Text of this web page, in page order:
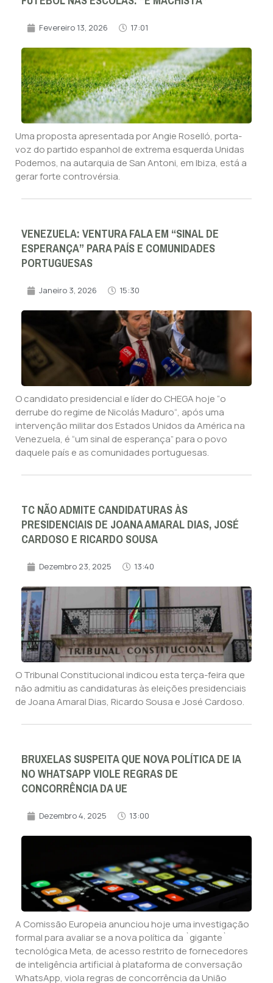
Fevereiro 13, 2026 17:01
Uma proposta apresentada por Angie Roselló, porta-
voz do partido espanhol de extrema esquerda Unidas
Podemos, na autarquia de San Antoni, em Ibiza, está a
gerar forte controvérsia.
VENEZUELA: VENTURA FALA EM “SINAL DE
ESPERANÇA” PARA PAÍS E COMUNIDADES
PORTUGUESAS
Janeiro 3, 2026 15:30
O candidato presidencial e líder do CHEGA hoje “o
derrube do regime de Nicolás Maduro“, após uma
intervenção militar dos Estados Unidos da América na
Venezuela, é “um sinal de esperança” para o povo
daquele país e as comunidades portuguesas.
TC NÃO ADMITE CANDIDATURAS ÀS
PRESIDENCIAIS DE JOANA AMARAL DIAS, JOSÉ
CARDOSO E RICARDO SOUSA
Dezembro 23, 2025 13:40
O Tribunal Constitucional indicou esta terça-feira que
não admitiu as candidaturas às eleições presidenciais
de Joana Amaral Dias, Ricardo Sousa e José Cardoso.
BRUXELAS SUSPEITA QUE NOVA POLÍTICA DE IA
NO WHATSAPP VIOLE REGRAS DE
CONCORRÊNCIA DA UE
Dezembro 4, 2025 13:00
A Comissão Europeia anunciou hoje uma investigação
formal para avaliar se a nova política da `gigante`
tecnológica Meta, de acesso restrito de fornecedores
de inteligência artificial à plataforma de conversação
WhatsApp, viola regras de concorrência da União